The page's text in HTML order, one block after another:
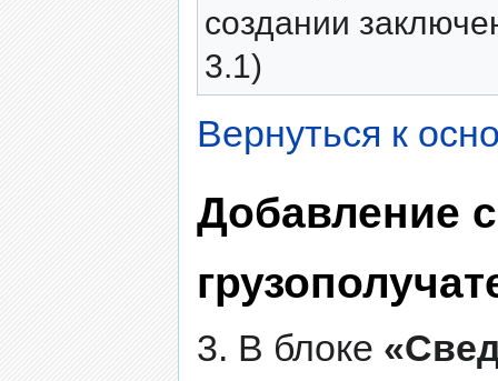
создании
3.1)
Вернуться к
Добавление
3. В блоке